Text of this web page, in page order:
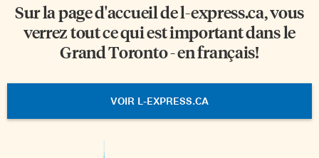
Sur la page d'accueil del-express.ca, vous
verrez tout ce qui est important dans le
Grand Toronto - en français!
VOIR L-EXPRESS.CA